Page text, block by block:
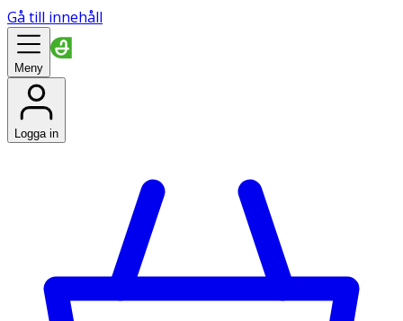
Gå till innehåll
Meny
Logga in